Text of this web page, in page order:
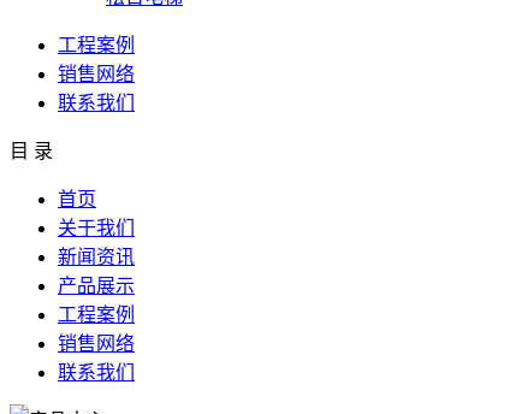
工程案例
销售网络
联系我们
目 录
首页
关于我们
新闻资讯
产品展示
工程案例
销售网络
联系我们